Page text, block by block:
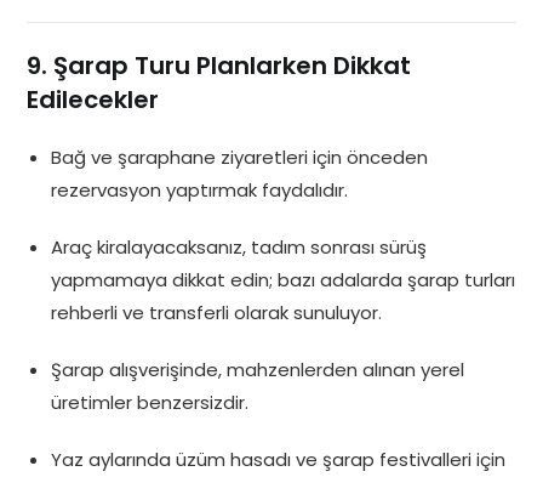
9. Şarap Turu Planlarken Dikkat
Edilecekler
Bağ ve şaraphane ziyaretleri için önceden
rezervasyon yaptırmak faydalıdır.
Araç kiralayacaksanız, tadım sonrası sürüş
yapmamaya dikkat edin; bazı adalarda şarap turları
rehberli ve transferli olarak sunuluyor.
Şarap alışverişinde, mahzenlerden alınan yerel
üretimler benzersizdir.
Yaz aylarında üzüm hasadı ve şarap festivalleri için